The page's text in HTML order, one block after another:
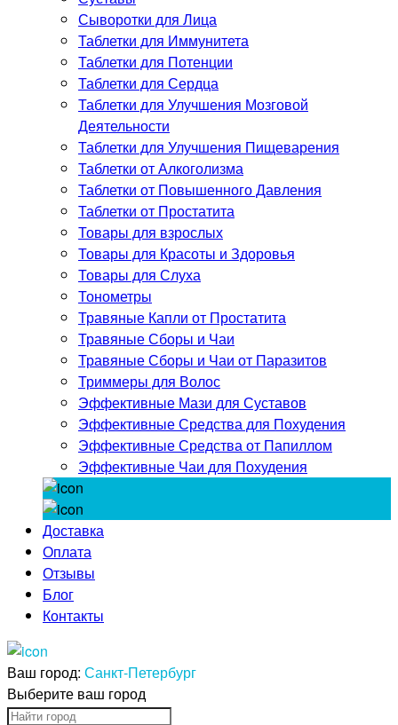
Сыворотки для Лица
Таблетки для Иммунитета
Таблетки для Потенции
Таблетки для Сердца
Таблетки для Улучшения Мозговой
Деятельности
Таблетки для Улучшения Пищеварения
Таблетки от Алкоголизма
Таблетки от Повышенного Давления
Таблетки от Простатита
Товары для взрослых
Товары для Красоты и Здоровья
Товары для Слуха
Тонометры
Травяные Капли от Простатита
Травяные Сборы и Чаи
Травяные Сборы и Чаи от Паразитов
Триммеры для Волос
Эффективные Мази для Суставов
Эффективные Средства для Похудения
Эффективные Средства от Папиллом
Эффективные Чаи для Похудения
Доставка
Оплата
Отзывы
Блог
Контакты
Ваш город: Санкт-Петербург
Выберите ваш город